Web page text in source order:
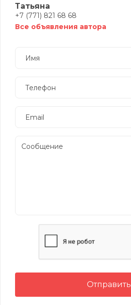
Татьяна
+7 (771) 821 68 68
Все объявления автора
Отправить